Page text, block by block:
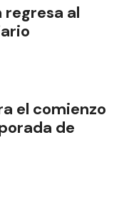
regresa al
el comienzo
de